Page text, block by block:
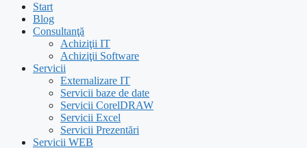
Start
Blog
Consultanţă
Achiziţii IT
Achiziţii Software
Servicii
Externalizare IT
Servicii baze de date
Servicii CorelDRAW
Servicii Excel
Servicii Prezentări
Servicii WEB